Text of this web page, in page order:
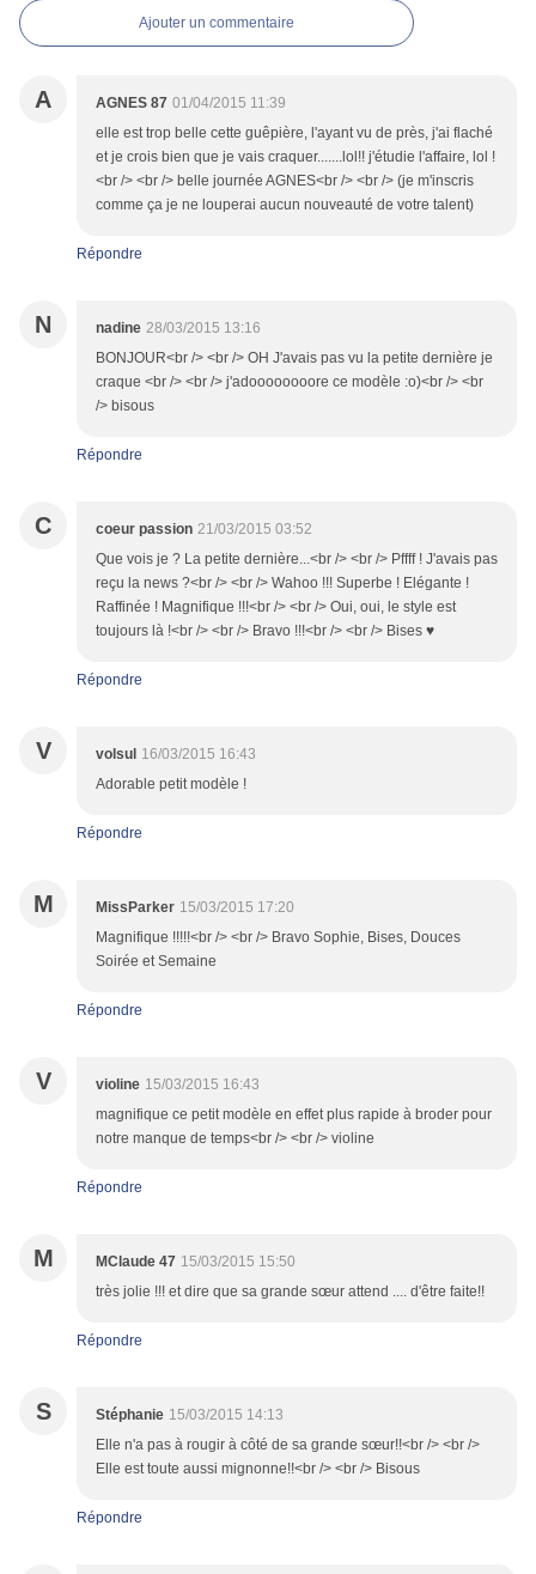
Ajouter un commentaire
A AGNES 87 01/04/2015 11:39
elle est trop belle cette guêpière, l'ayant vu de près, j'ai flaché
et je crois bien que je vais craquer.......lol!! j'étudie l'affaire, lol !
<br /> <br /> belle journée AGNES<br /> <br /> (je m'inscris
comme ça je ne louperai aucun nouveauté de votre talent)
Répondre
N nadine 28/03/2015 13:16
BONJOUR<br /> <br /> OH J'avais pas vu la petite dernière je
craque <br /> <br /> j'adoooooooore ce modèle :o)<br /> <br
/> bisous
Répondre
C coeur passion 21/03/2015 03:52
Que vois je ? La petite dernière...<br /> <br /> Pffff ! J'avais pas
reçu la news ?<br /> <br /> Wahoo !!! Superbe ! Elégante !
Raffinée ! Magnifique !!!<br /> <br /> Oui, oui, le style est
toujours là !<br /> <br /> Bravo !!!<br /> <br /> Bises ♥
Répondre
V volsul 16/03/2015 16:43
Adorable petit modèle !
Répondre
M MissParker 15/03/2015 17:20
Magnifique !!!!!<br /> <br /> Bravo Sophie, Bises, Douces
Soirée et Semaine
Répondre
V violine 15/03/2015 16:43
magnifique ce petit modèle en effet plus rapide à broder pour
notre manque de temps<br /> <br /> violine
Répondre
M MClaude 47 15/03/2015 15:50
très jolie !!! et dire que sa grande sœur attend .... d'être faite!!
Répondre
S Stéphanie 15/03/2015 14:13
Elle n'a pas à rougir à côté de sa grande sœur!!<br /> <br />
Elle est toute aussi mignonne!!<br /> <br /> Bisous
Répondre